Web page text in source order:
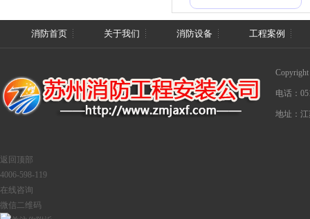
消防首页 关于我们 消防设备 工程案例
电话：
地址：
返回顶部
4006-598-119
在线咨询
微信二维码